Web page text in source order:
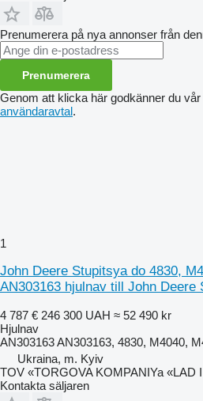
Prenumerera på nya annonser från
Prenumerera
Genom att klicka här godkänner du vår
användaravtal.
1
John Deere Stupitsya do 4830,
AN303163 hjulnav till John Deere
4 787 € 246 300 UAH ≈ 52 490 kr
Hjulnav
AN303163 AN303163, 4830, M4040,
Ukraina, m. Kyiv
TOV «TORGOVA KOMPANIYa «LAD
Kontakta säljaren